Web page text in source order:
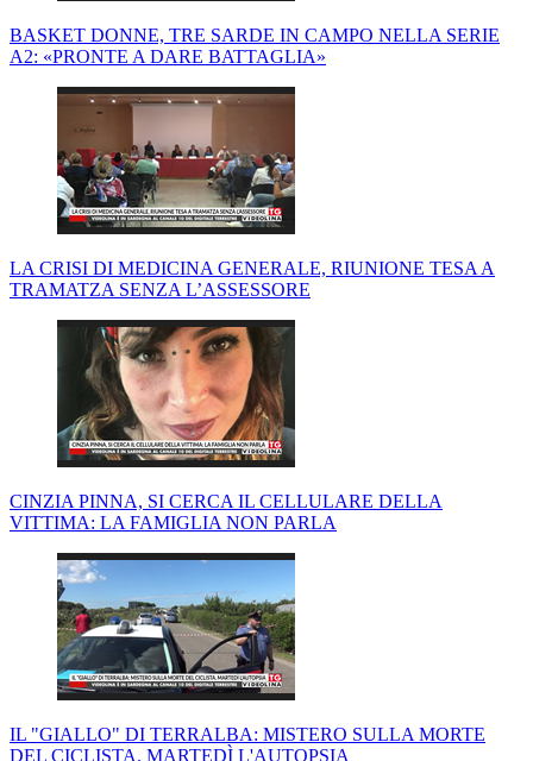
BASKET DONNE, TRE SARDE IN CAMPO NELLA SERIE
A2: «PRONTE A DARE BATTAGLIA»
LA CRISI DI MEDICINA GENERALE, RIUNIONE TESA A
TRAMATZA SENZA L’ASSESSORE
CINZIA PINNA, SI CERCA IL CELLULARE DELLA
VITTIMA: LA FAMIGLIA NON PARLA
IL "GIALLO" DI TERRALBA: MISTERO SULLA MORTE
DEL CICLISTA. MARTEDÌ L'AUTOPSIA